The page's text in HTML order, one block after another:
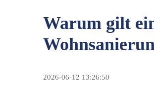
Warum gilt
2026-06-12 13:26:50